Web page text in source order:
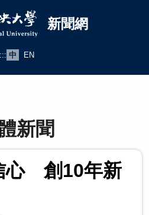
網
新聞網
::: 中 EN
新聞
心 創10年新